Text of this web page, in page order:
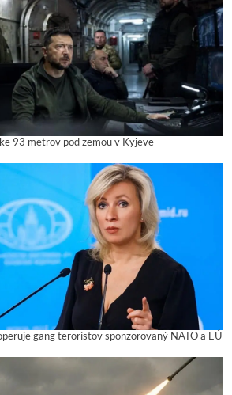
93 metrov pod zemou v Kyjeve
gang teroristov sponzorovaný NATO a EÚ